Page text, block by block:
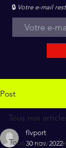
Post
Tous nos
Tous nos
flvport
30 nov. 2022
🔒 Votre e-mail